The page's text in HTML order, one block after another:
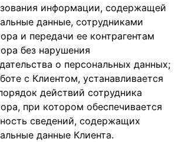
информации, содержащей
данные, сотрудниками
и передачи ее контрагентам
без нарушения
о персональных данных;
с Клиентом, устанавливается
действий сотрудника
при котором обеспечивается
сведений, содержащих
данные Клиента.